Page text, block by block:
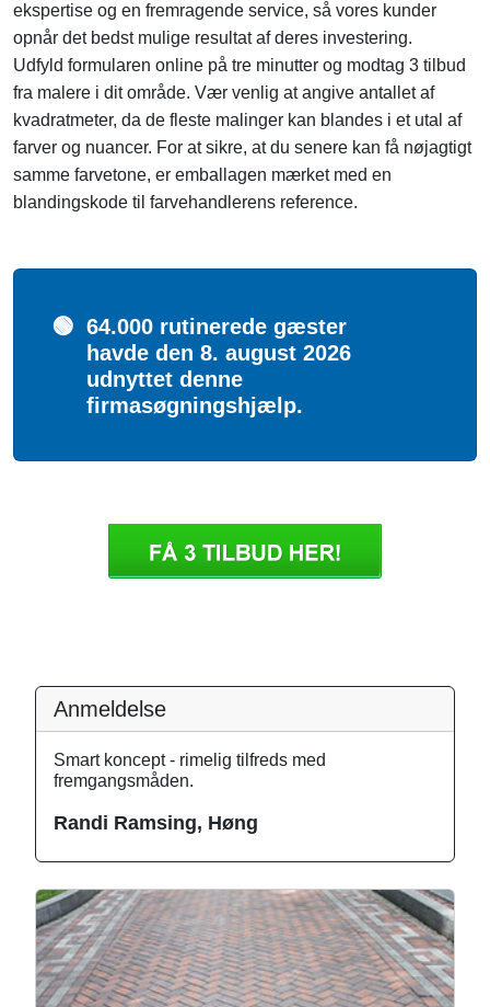
ekspertise og en fremragende service, så vores kunder
opnår det bedst mulige resultat af deres investering.
Udfyld formularen online på tre minutter og modtag 3 tilbud
fra malere i dit område. Vær venlig at angive antallet af
kvadratmeter, da de fleste malinger kan blandes i et utal af
farver og nuancer. For at sikre, at du senere kan få nøjagtigt
samme farvetone, er emballagen mærket med en
blandingskode til farvehandlerens reference.
🟢 64.000 rutinerede gæster
havde den 8. august 2026
udnyttet denne
firmasøgningshjælp.
Anmeldelse
Smart koncept - rimelig tilfreds med
fremgangsmåden.
Randi Ramsing, Høng